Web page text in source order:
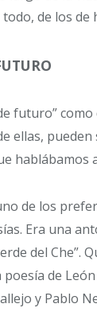
de los de
futuro” como
ellas,
hablábamos
de los
Era una
del Che”.
de León
y Pablo